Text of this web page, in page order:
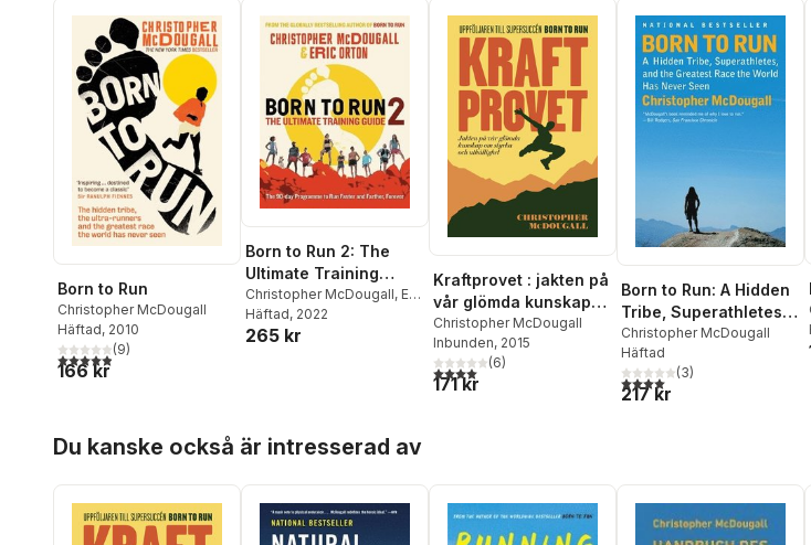
Born to Run
Christopher McDougall
Häftad, 2010
4,9utav 5 stjärnor. Totalt antal röster:
(9)
166 kr
Born to Run 2: The
Ultimate Training
Guide
Christopher McDougall, Eric
Orton
Häftad, 2022
265 kr
Kraftprovet : jakten på
vår glömda kunskap
om styrka och
uthållighet
Christopher McDougall
Inbunden, 2015
4,0utav 5 stjärnor. Totalt antal röster:
(6)
171 kr
Born to Run: A Hidden
Tribe, Superathletes,
and the Greatest Race
the World Has Never
Seen
Christopher McDougall
Häftad
4,0utav 5 stjärnor. Totalt antal
(3)
217 kr
Du kanske också är intresserad av